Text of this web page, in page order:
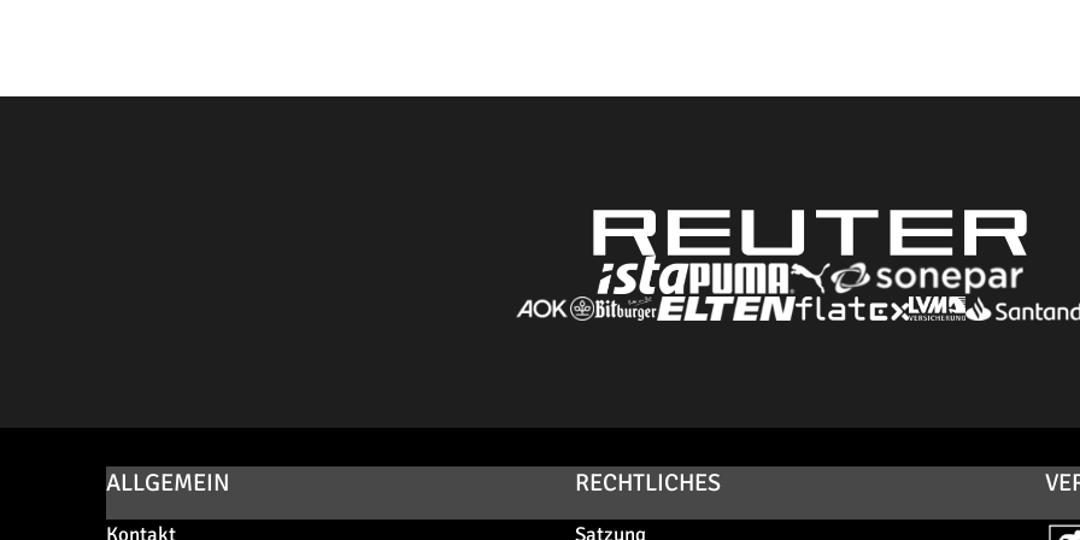
ALLGEMEIN
Kontakt
RECHTLICHES
Satzung